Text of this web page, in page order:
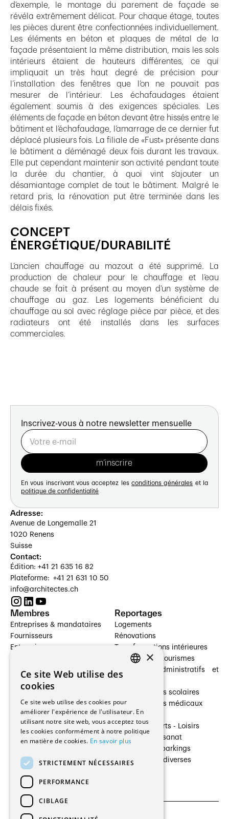
d’exemple, le montage du parement de façade se
révéla extrêmement délicat. Pour chaque étage, toutes
les pièces durent être confectionnées individuellement.
Les éléments en béton et plaques de métal de la
façade présentaient la même distribution, mais les sols
intérieurs étaient de hauteurs différentes, ce qui
impliquait un très haut degré de précision pour
l’installation des fenêtres que l’on ne pouvait pas
mesurer de l’intérieur. Les échafaudages étaient
également soumis à des exigences spéciales. Les
éléments de façade en béton devant être hissés entre le
bâtiment et l’échafaudage, l’amarrage de ce dernier fut
déplacé plusieurs fois. La filiale de «Fust» présente dans
le bâtiment a déménagé deux fois durant les travaux.
Elle put cependant maintenir son activité pendant toute
la durée du chantier, à quoi vint s’ajouter un
désamiantage complet de tout le bâtiment. Malgré le
retard pris, la rénovation put être terminée dans les
délais fixés.
CONCEPT
ÉNERGÉTIQUE/DURABILITÉ
L’ancien chauffage au mazout a été supprimé. La
production de chaleur pour le chauffage et l’eau
chaude se fait à présent au moyen d’un système de
chauffage au gaz. Les logements bénéficient du
chauffage au sol avec réglage pièce par pièce, et des
radiateurs ont été installés dans les surfaces
commerciales.
Inscrivez-vous à notre newsletter mensuelle
En vous inscrivant vous acceptez les conditions générales et la
politique de confidentialité
Adresse:
Avenue de Longemalle 21
1020 Renens
Suisse
Contact:
Édition: +41 21 635 16 82
Plateforme: +41 21 631 10 50
info@architectes.ch
Membres
Entreprises & mandataires
Fournisseurs
Entreprises
Architectes paysagistes
Architectes d'intérieur
Entreprises générales
Ingénieurs et mandataires
Fabricants / Fournisseurs
Régies immobilières
Gestion PPE
Reportages
Logements
Rénovations
Transformations intérieures
Hôtelleries et tourismes
Bâtiments administratifs et
Établissements scolaires
Établissements médicaux
Villas
Cultures - Sports - Loisirs
Industrie - Artisanat
Transports et parkings
Constructions diverses
×
Ce site Web utilise des
cookies
Ce site web utilise des cookies pour
améliorer l'expérience de l'utilisateur. En
utilisant notre site web, vous acceptez tous
les cookies conformément à notre politique
en matière de cookies. En savoir plus
STRICTEMENT NÉCESSAIRES
PERFORMANCE
CIBLAGE